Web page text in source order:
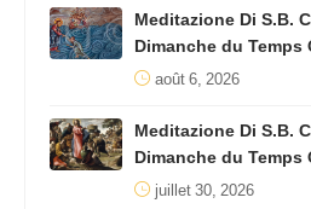
Meditazione Di S.B.
Dimanche du
août 6, 2026
Meditazione Di S.B.
Dimanche du
juillet 30, 2026